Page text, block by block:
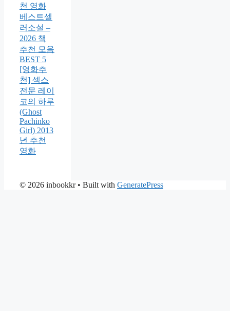
천 영화
베스트셀
러소설 –
2026 책
추천 모음
BEST 5
[영화추
천] 섹스
전문 레이
코의 하루
(Ghost
Pachinko
Girl) 2013
년 추천
영화
© 2026 inbookkr• Built with GeneratePress